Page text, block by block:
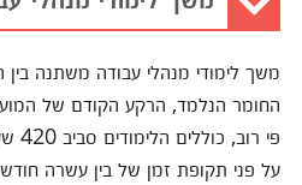
משך לימודי מנהלי עבודה משתנה
החומר הנלמד, הרקע הקודם של
פי
על פני תקופת זמן של בין עשרה